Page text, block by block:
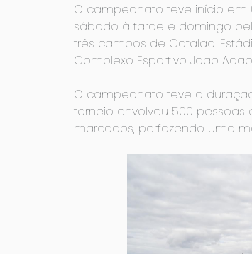
O campeonato teve início em
sábado à tarde e domingo
três campos de Catalão:
Complexo Esportivo João
O campeonato teve a
torneio envolveu 500 pessoas
marcados, perfazendo uma